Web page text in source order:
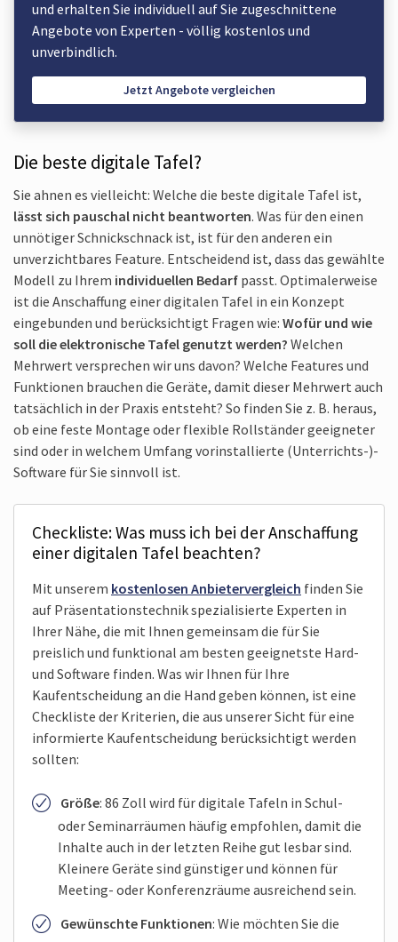
und erhalten Sie individuell auf Sie zugeschnittene
Angebote von Experten - völlig kostenlos und
unverbindlich.
Jetzt Angebote vergleichen
Die beste digitale Tafel?
Sie ahnen es vielleicht: Welche die beste digitale Tafel ist,
lässt sich pauschal nicht beantworten. Was für den einen
unnötiger Schnick­schnack ist, ist für den anderen ein
unverzicht­bares Feature. Entscheidend ist, dass das gewählte
Modell zu Ihrem individuellen Bedarf passt. Optimalerweise
ist die Anschaffung einer digitalen Tafel in ein Konzept
eingebunden und berücksichtigt Fragen wie: Wofür und wie
soll die elektronische Tafel genutzt werden? Welchen
Mehrwert versprechen wir uns davon? Welche Features und
Funktionen brauchen die Geräte, damit dieser Mehrwert auch
tatsächlich in der Praxis entsteht? So finden Sie z. B. heraus,
ob eine feste Montage oder flexible Roll­ständer geeigneter
sind oder in welchem Umfang vor­installierte (Unterrichts-)­
Software für Sie sinnvoll ist.
Checkliste: Was muss ich bei der Anschaffung
einer digitalen Tafel beachten?
Mit unserem kostenlosen Anbietervergleich finden Sie
auf Präsentationstechnik spezialisierte Experten in
Ihrer Nähe, die mit Ihnen gemeinsam die für Sie
preislich und funktional am besten geeignetste Hard-
und Software finden. Was wir Ihnen für Ihre
Kaufentscheidung an die Hand geben können, ist eine
Checkliste der Kriterien, die aus unserer Sicht für eine
informierte Kaufentscheidung berücksichtigt werden
sollten:
Größe: 86 Zoll wird für digitale Tafeln in Schul-
oder Seminarräumen häufig empfohlen, damit die
Inhalte auch in der letzten Reihe gut lesbar sind.
Kleinere Geräte sind günstiger und können für
Meeting- oder Konferenzräume ausreichend sein.
Gewünschte Funktionen: Wie möchten Sie die